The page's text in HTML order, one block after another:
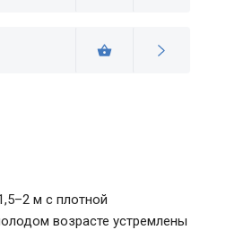
м с плотной
возрасте устремлены